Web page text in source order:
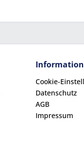
Cookie-
Datenschutz
AGB
Impressum